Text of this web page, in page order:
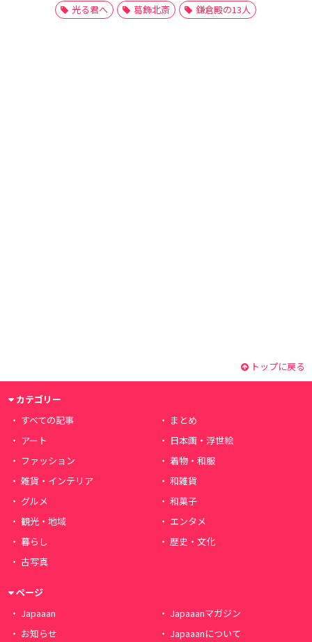
光る君へ
葛飾北斎 鎌倉殿の13人
トップに戻る
カテゴリー
すべての記事
まとめ
アート
日本画・浮世絵
ファッション
着物・和服
雑貨・インテリア
和雑貨
グルメ
和菓子
観光・地域
エンタメ
暮らし
歴史・文化
古写真
ページ
Japaaan
Japaaanマガジン
お知らせ
Japaaanについて